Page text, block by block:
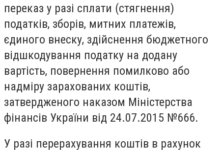
переказ у разі сплати (стягнення)
податків, зборів, митних платежів,
єдиного внеску, здійснення бюджетного
відшкодування податку на додану
вартість, повернення помилково або
надміру зарахованих коштів,
затвердженого наказом Міністерства
фінансів України від 24.07.2015 №666.
У разі перерахування коштів в рахунок